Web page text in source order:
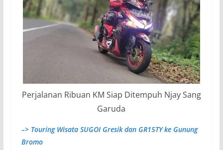
Perjalanan Ribuan KM Siap Ditempuh Njay Sang
Garuda
–> Touring Wisata SUGOI Gresik dan GR15TY ke Gunung
Bromo